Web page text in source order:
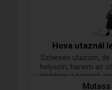
színházi előadás is
az esteket, amikor
kiszakadok a
Fontos számomra a
programok éppúgy
a kulturális
Hova utaznál
Szívesen utazom,
helyszín, hanem az
Imádom a tengert,
legalább egyszer